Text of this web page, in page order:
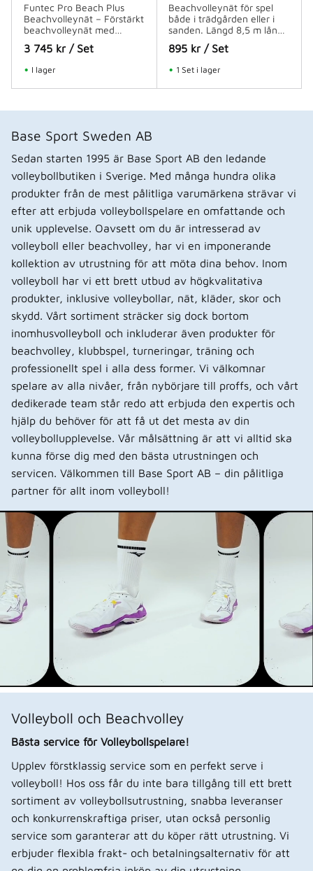
Funtec Pro Beach Plus
Beachvolleynät – Förstärkt
beachvolleynät med
3 745kr / Set
I lager
Beachvolleynät för spel
både i trädgården eller i
sanden. Längd 8,5 m lång
träningsnät
895 kr / Set
1 Set i lager
Base Sport Sweden AB
Sedan starten 1995 är Base Sport AB den ledande
volleybollbutiken i Sverige. Med många hundra olika
produkter från de mest pålitliga varumärkena strävar vi
efter att erbjuda volleybollspelare en omfattande och
unik upplevelse. Oavsett om du är intresserad av
volleyboll eller beachvolley, har vi en imponerande
kollektion av utrustning för att möta dina behov. Inom
volleyboll har vi ett brett utbud av högkvalitativa
produkter, inklusive volleybollar, nät, kläder, skor och
skydd. Vårt sortiment sträcker sig dock bortom
inomhusvolleyboll och inkluderar även produkter för
beachvolley, klubbspel, turneringar, träning och
professionellt spel i alla dess former. Vi välkomnar
spelare av alla nivåer, från nybörjare till proffs, och vårt
dedikerade team står redo att erbjuda den expertis och
hjälp du behöver för att få ut det mesta av din
volleybollupplevelse. Vår målsättning är att vi alltid ska
kunna förse dig med den bästa utrustningen och
servicen. Välkommen till Base Sport AB – din pålitliga
partner för allt inom volleyboll!
Volleyboll och Beachvolley
Bästa service för Volleybollspelare!
Upplev förstklassig service som en perfekt serve i
volleyboll! Hos oss får du inte bara tillgång till ett brett
sortiment av volleybollsutrustning, snabba leveranser
och konkurrenskraftiga priser, utan också personlig
service som garanterar att du köper rätt utrustning. Vi
erbjuder flexibla frakt- och betalningsalternativ för att